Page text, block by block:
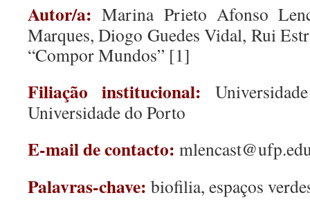
Autor/a: Marina Prieto Afonso
Marques, Diogo Guedes Vidal, Rui
“Compor Mundos” [1]
Filiação institucional:
Universidade do Porto
E-mail de contacto:
Palavras-chave: biofilia, espaços